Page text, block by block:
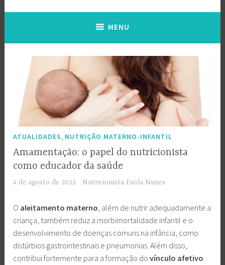
MENU
ATUALIDADES NUTRIÇÃO MATERNO-INFANTIL
Amamentação: o papel do nutricionista
como educador da saúde
4 de agosto de 2022 Nutricionista Paola Nunes
O aleitamento materno, além de nutrir adequadamente a
criança, também reduz a morbimortalidade infantil e o
desenvolvimento de doenças comuns na infância, como
distúrbios gastrointestinais e pneumonias. Além disso,
contribui fortemente para a formação dovínculo afetivo